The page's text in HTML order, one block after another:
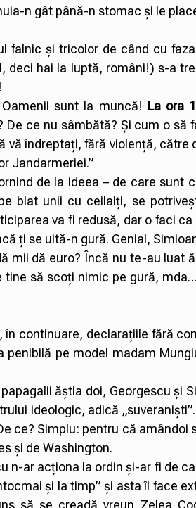
n gât până-n stomac și le
falnic și tricolor de când cu
deci hai la luptă, români!) s-a
sunt la muncă! La ora
De ce nu sâmbătă? Și cum o să
vă îndreptați, fără violență,
Jandarmeriei.”
de la ideea – de care sunt
blat unii cu ceilalți, se
va fi redusă, dar o faci
ți se uită-n gură. Genial,
mii dă euro? Încă nu te-au luat
să scoți nimic pe gură,
în continuare, declarațiile fără
penibilă pe model madam
ăștia doi, Georgescu și
ideologic, adică
ce? Simplu: pentru că amândoi
și de Washington.
n-ar acționa la ordin și-ar fi de
și la timp” și asta îl face
să se creadă vreun Zelea